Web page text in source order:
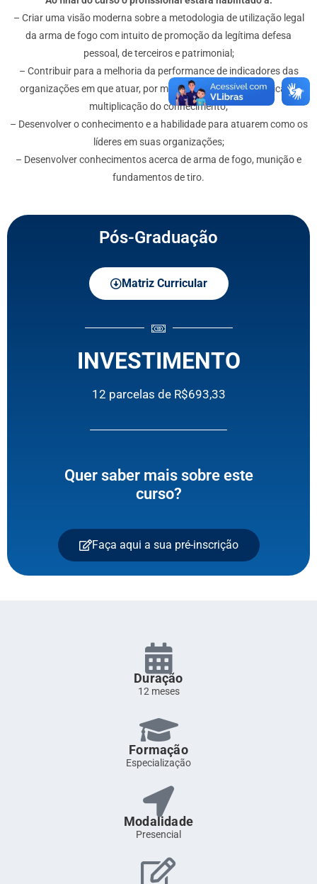
– Criar uma visão moderna sobre a metodologia de utilização legal
da arma de fogo com intuito de promoção da legítima defesa
pessoal, de terceiros e patrimonial;
– Contribuir para a melhoria da performance de indicadores das
organizações em que atuar, por meio da utilização de técnicas e
multiplicação do conhecimento;
– Desenvolver o conhecimento e a habilidade para atuarem como os
líderes em suas organizações;
– Desenvolver conhecimentos acerca de arma de fogo, munição e
fundamentos de tiro.
Pós-Graduação
Matriz Curricular
INVESTIMENTO
12 parcelas de R$693,33
Quer saber mais sobre este
curso?
Faça aqui a sua pré-inscrição
Duração
12 meses
Formação
Especialização
Modalidade
Presencial